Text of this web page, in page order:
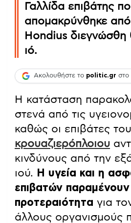
Γαλλίδα επιβάτης
απομακρύνθηκε
Hondius διεγνώσθη
ιό.
Ακολουθήστε το politic.gr στο
Η κατάσταση
στενά από τις
καθώς οι επιβάτες του
κρουαζιερόπλοιου
κινδύνους από την
ιού.
Η υγεία και η
επιβατών παραμένουν
προτεραιότητα για
άλλους οργανισμούς